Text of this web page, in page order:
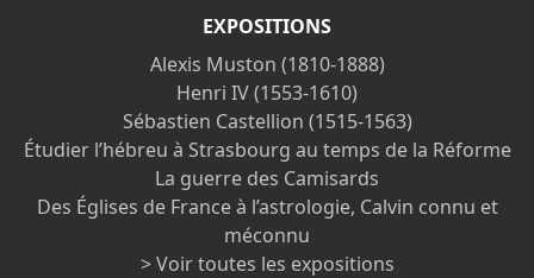
EXPOSITIONS
Alexis Muston (1810-1888)
Henri IV (1553-1610)
Sébastien Castellion (1515-1563)
Étudier l’hébreu à Strasbourg au temps de la Réforme
La guerre des Camisards
Des Églises de France à l’astrologie, Calvin connu et
méconnu
> Voir toutes les expositions